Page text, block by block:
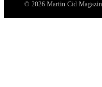
© 2026 Martin Cid